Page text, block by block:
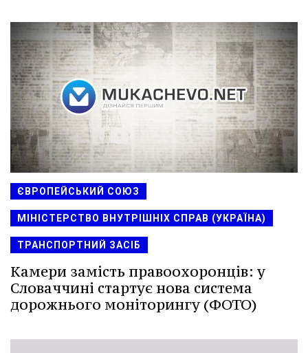
ЄВРОПЕЙСЬКИЙ СОЮЗ
МІНІСТЕРСТВО ВНУТРІШНІХ СПРАВ (УКРАЇНА)
ТРАНСПОРТНИЙ ЗАСІБ
Камери замість правоохоронців: у
Словаччині стартує нова система
дорожнього моніторингу (ФОТО)